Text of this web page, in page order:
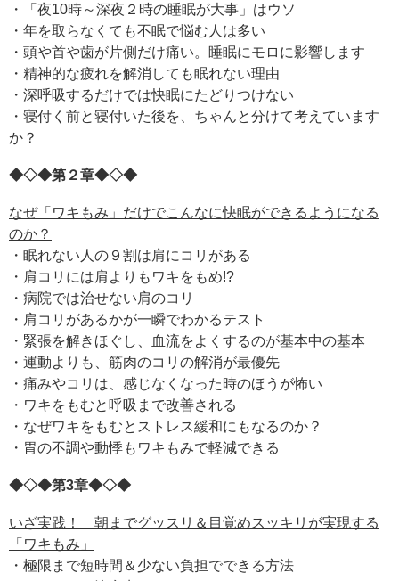
・「夜10時～深夜２時の睡眠が大事」はウソ
・年を取らなくても不眠で悩む人は多い
・頭や首や歯が片側だけ痛い。睡眠にモロに影響します
・精神的な疲れを解消しても眠れない理由
・深呼吸するだけでは快眠にたどりつけない
・寝付く前と寝付いた後を、ちゃんと分けて考えています
か？
◆◇◆第２章◆◇◆
なぜ「ワキもみ」だけでこんなに快眠ができるようになる
のか？
・眠れない人の９割は肩にコリがある
・肩コリには肩よりもワキをもめ!?
・病院では治せない肩のコリ
・肩コリがあるかが一瞬でわかるテスト
・緊張を解きほぐし、血流をよくするのが基本中の基本
・運動よりも、筋肉のコリの解消が最優先
・痛みやコリは、感じなくなった時のほうが怖い
・ワキをもむと呼吸まで改善される
・なぜワキをもむとストレス緩和にもなるのか？
・胃の不調や動悸もワキもみで軽減できる
◆◇◆第3章◆◇◆
いざ実践！ 朝までグッスリ＆目覚めスッキリが実現する
「ワキもみ」
・極限まで短時間＆少ない負担でできる方法